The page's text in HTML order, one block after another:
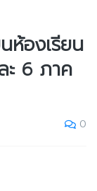
ห้องเรียน
ะ 6 ภาค
0